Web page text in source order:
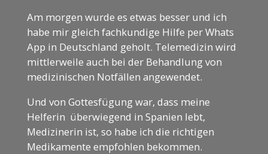
Am morgen wurde es etwas besser und ich
habe mir gleich fachkundige Hilfe per Whats
App in Deutschland geholt. Telemedizin wird
mittlerweile auch bei der Behandlung von
medizinischen Notfällen angewendet.
Und von Gottesfügung war, dass meine
Helferin überwiegend in Spanien lebt,
Medizinerin ist, so habe ich die richtigen
Medikamente empfohlen bekommen.